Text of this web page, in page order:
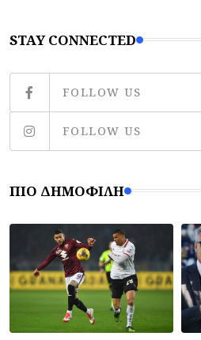
STAY CONNECTED
FOLLOW US
FOLLOW US
ΠΙΟ ΔΗΜΟΦΙΛΉ